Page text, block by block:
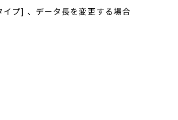
プ] 、データ長を変更する場合